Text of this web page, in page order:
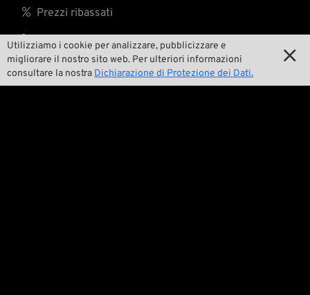
Utilizziamo i cookie per analizzare, pubblicizzare e
migliorare il nostro sito web. Per ulteriori informazioni
consultare la nostra Dichiarazione di Protezione dei Dati.

 Prezzi ribassati
 Spese di spedizione